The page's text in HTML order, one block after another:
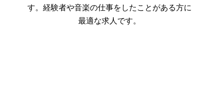
す。経験者や音楽の仕事をしたことがある方に
最適な求人です。